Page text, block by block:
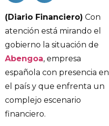
(Diario Financiero) Con
atención está mirando el
gobierno la situación de
Abengoa, empresa
española con presencia en
el país y que enfrenta un
complejo escenario
financiero.